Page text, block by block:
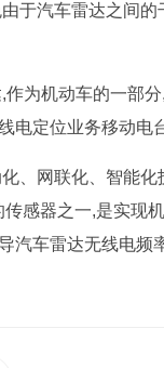
于汽车雷达之间的
为机动车的一部
电定位业务移动电
、网联化、智能化
感器之一,是实现
汽车雷达无线电频